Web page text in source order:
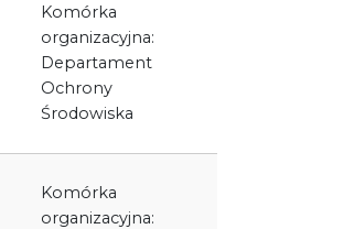
Komórka
organizacyjna:
Departament
Ochrony
Środowiska
Komórka
organizacyjna: